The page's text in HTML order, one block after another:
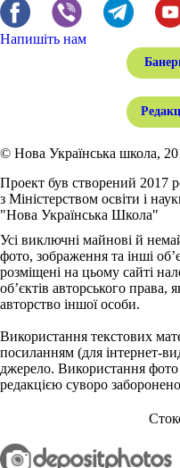
Напишіть нам
© Нова Українська школа,
Проект був створений 2017
з Міністерством освіти і
"Нова Українська Школа"
Усі виключні майнові й
фото, зображення та інші
розміщені на цьому сайті
об’єктів авторського права,
авторство іншої особи.
Використання текстових
посиланням (для інтернет-
джерело. Використання
редакцією суворо